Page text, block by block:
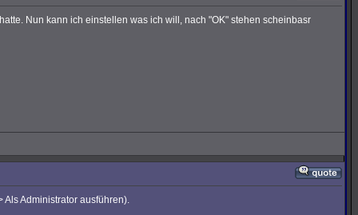
Nun kann ich einstellen was ich will, nach "OK" stehen scheinbasr
Administrator ausführen).